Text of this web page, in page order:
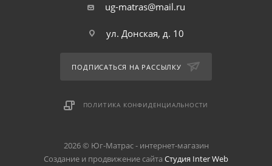
ug-matras@mail.ru
ул. Донская, д. 10
ПОДПИСАТЬСЯ НА РАССЫЛКУ
ПОЛИТИКА КОНФИДЕНЦИАЛЬНОСТИ
2026 © Юг-Матрас - интернет-магазин
Создание и продвижение сайта Студия Inter Web